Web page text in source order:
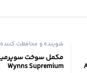
شوینده و محافظت کننده
مکمل سوخت
Wynns Supremium